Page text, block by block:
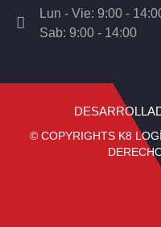
Lun - Vie: 9:00 -
Sab: 9:00 - 14:00
© COPYRIGHTS K8